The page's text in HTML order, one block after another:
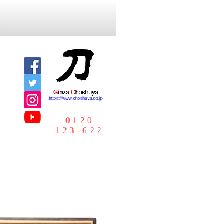
0120
123-622